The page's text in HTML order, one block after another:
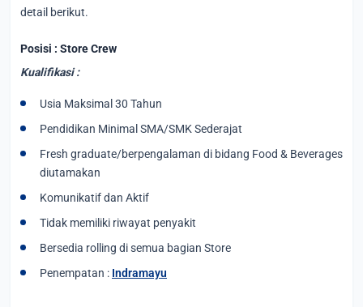
detail berikut.
Posisi : Store Crew
Kualifikasi :
Usia Maksimal 30 Tahun
Pendidikan Minimal SMA/SMK Sederajat
Fresh graduate/berpengalaman di bidang Food & Beverages
diutamakan
Komunikatif dan Aktif
Tidak memiliki riwayat penyakit
Bersedia rolling di semua bagian Store
Penempatan : Indramayu